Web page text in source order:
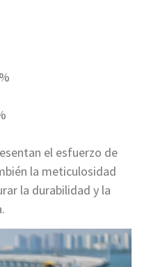
el esfuerzo de
la meticulosidad
la durabilidad y la